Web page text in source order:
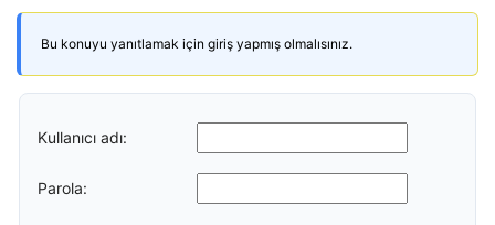
Bu konuyu yanıtlamak için giriş yapmış olmalısınız.
Kullanıcı adı:
Parola: